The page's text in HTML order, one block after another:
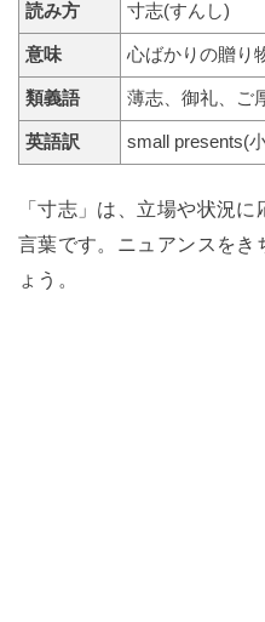
読み方 寸志(すんし)
意味 心ばかりの贈り
類義語 薄志、御礼、ご
英語訳 small presents(
「寸志」は、立場や状況
言葉です。ニュアンスをき
ょう。